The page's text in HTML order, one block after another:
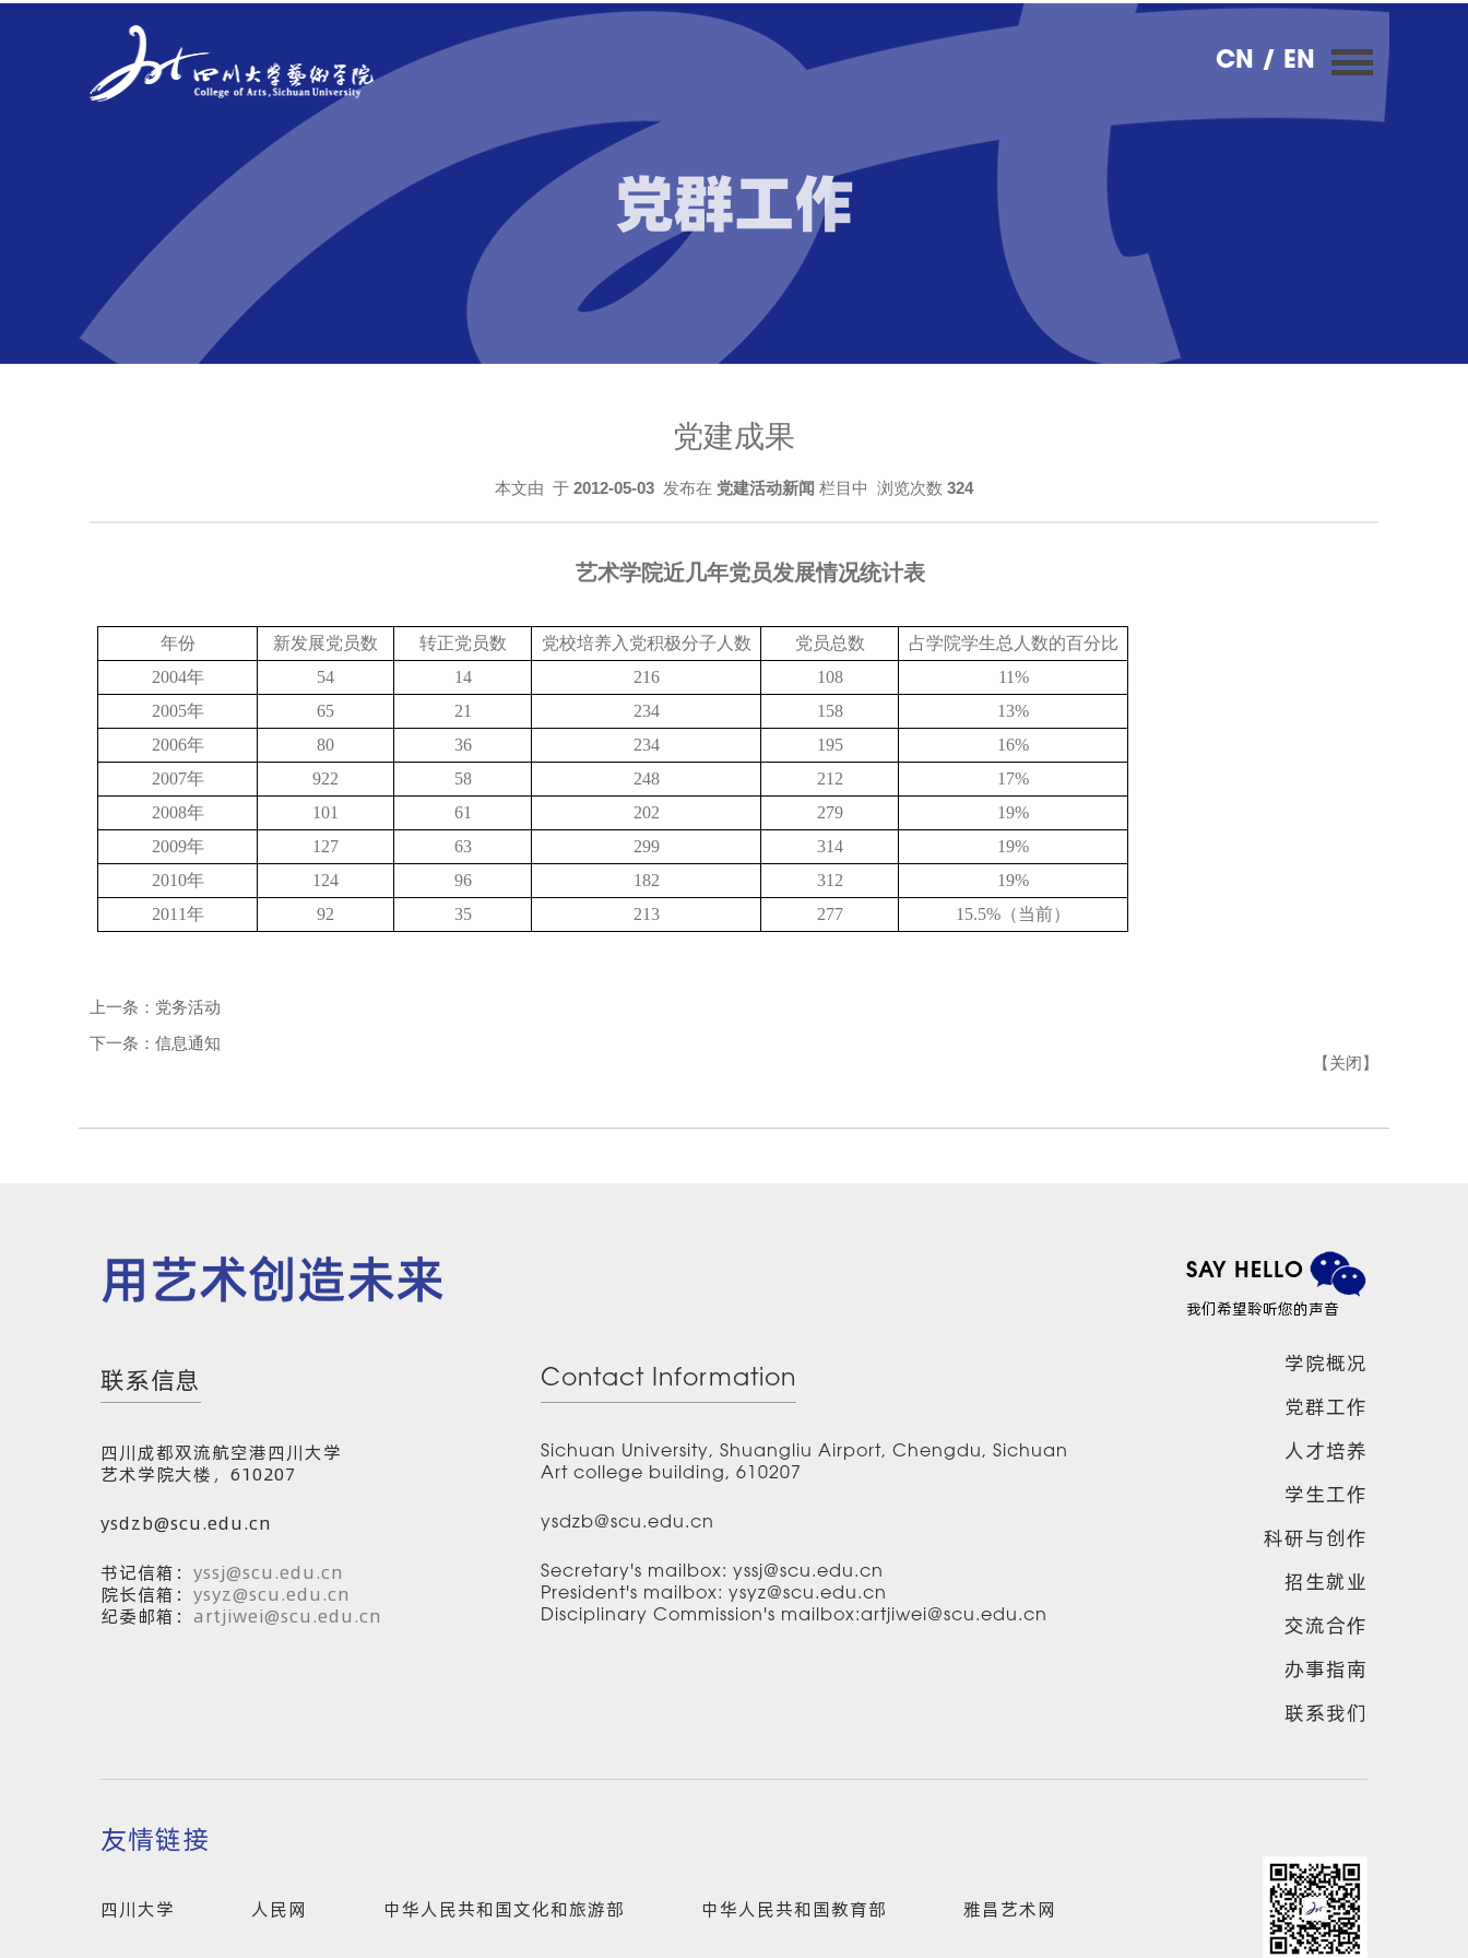
/ EN
CN
党群工作
党建成果
本文由 于 2012-05-03 发布在 党建活动新闻 栏目中 浏览次数 324
艺术学院近几年党员发展情况统计表
年份 新发展党员数 转正党员数 党校培养入党积极分子人数 党员总数
占学院学生总人数的百分比
2004年 54 14 216 108
11%
2005年 65 21 234 158
13%
2006年 80 36 234 195
16%
2007年 922 58 248 212
17%
2008年 101 61 202 279
19%
2009年 127 63 299 314
19%
2010年 124 96 182 312
19%
2011年 92 35 213 277 15.5% （当前）
上一条：党务活动
下一条：信息通知
【关闭】
用艺术创造未来
联系信息
四川成都双流航空港四川大学
艺术学院大楼，610207
ysdzb@scu.edu.cn
书记信箱： yssj@scu.edu.cn
院长信箱： ysyz@scu.edu.cn
纪委邮箱： artjiwei@scu.edu.cn
Contact Information
Sichuan University, Shuangliu Airport, Chengdu, Sichuan
Art college building, 610207
ysdzb@scu.edu.cn
Secretary's mailbox: yssj@scu.edu.cn
President's mailbox: ysyz@scu.edu.cn
Disciplinary Commission's mailbox:artjiwei@scu.edu.cn
SAY HELLO
我们希望聆听您的声音
学院概况
党群工作
人才培养
学生工作
科研与创作
招生就业
交流合作
办事指南
联系我们
友情链接
四川大学 人民网 中华人民共和国文化和旅游部 中华人民共和国教育部 雅昌艺术网